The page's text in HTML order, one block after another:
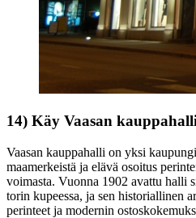
14) Käy Vaasan
Vaasan kauppahalli on yksi
maamerkeistä ja elävä osoitus
voimasta. Vuonna 1902 avattu halli
torin kupeessa, ja sen historiallinen
perinteet ja modernin